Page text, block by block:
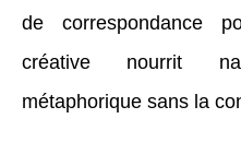
de correspondance
créative nourrit
métaphorique sans la